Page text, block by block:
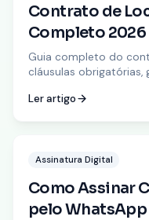
Contrato de
Completo 2026
Guia completo do
cláusulas obrigatórias,
do Inquilinato (8.245/91).
Ler artigo
Assinatura Digital
Como Assinar
pelo WhatsApp